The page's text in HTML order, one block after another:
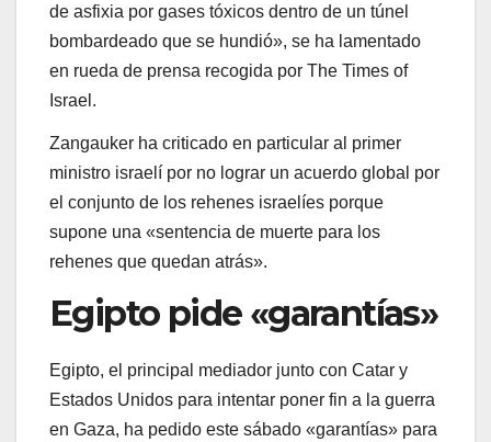
de asfixia por gases tóxicos dentro de un túnel
bombardeado que se hundió», se ha lamentado
en rueda de prensa recogida por The Times of
Israel.
Zangauker ha criticado en particular al primer
ministro israelí por no lograr un acuerdo global por
el conjunto de los rehenes israelíes porque
supone una «sentencia de muerte para los
rehenes que quedan atrás».
Egipto pide «garantías»
Egipto, el principal mediador junto con Catar y
Estados Unidos para intentar poner fin a la guerra
en Gaza, ha pedido este sábado «garantías» para